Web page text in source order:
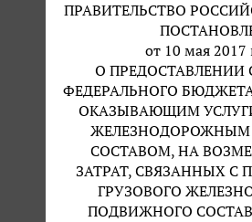
ПРАВИТЕЛЬСТВО
от 10 мая 2017
О ПРЕДОСТАВЛЕНИИ
ФЕДЕРАЛЬНОГО
ОКАЗЫВАЮЩИМ
СОСТАВОМ, НА
ЗАТРАТ, СВЯЗАННЫХ С
ГРУЗОВОГО
ПОДВИЖНОГО